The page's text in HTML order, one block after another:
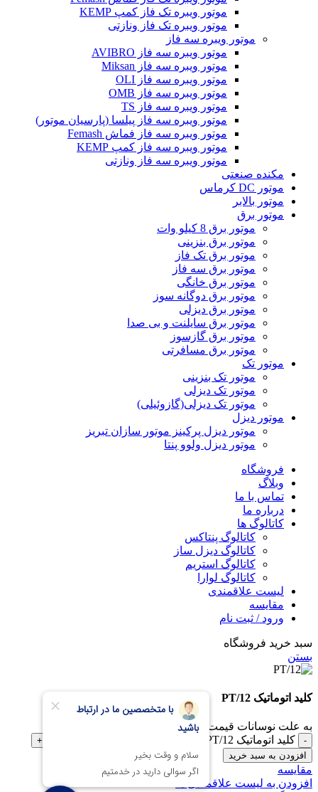
موتور ویبره تک فاز کمپ KEMP
موتور ویبره تک فاز ونازتی
موتور ویبره سه فاز
موتور ویبره سه فاز AVIBRO
موتور ویبره سه فاز Miksan
موتور ویبره سه فاز OLI
موتور ویبره سه فاز OMB
موتور ویبره سه فاز TS
موتور ویبره سه فاز پیلسا (پارسیان موتور)
موتور ویبره سه فاز فماش Femash
موتور ویبره سه فاز کمپ KEMP
موتور ویبره سه فاز ونازتی
مکنده صنعتی
موتور DC کرماس
موتور بالابر
موتور برق
موتور برق 8 کیلو وات
موتور برق بنزینی
موتور برق تک فاز
موتور برق سه فاز
موتور برق خانگی
موتور برق دوگانه سوز
موتور برق دیزلی
موتور برق سایلنت و بی صدا
موتور برق گازسوز
موتور برق مسافرتی
موتور تک
موتور تک بنزینی
موتور تک دیزلی
موتور تک دیزلی(گازوئیلی)
موتور دیزل
موتور دیزل پرکینز موتور سازان تبریز
موتور دیزل ولوو پنتا
فروشگاه
وبلاگ
تماس با ما
درباره ما
کاتالوگ ها
کاتالوگ پنتاکس
کاتالوگ دیزل ساز
کاتالوگ استریم
کاتالوگ لوارا
لیست علاقمندی
مقایسه
ورود / ثبت نام
سبد خرید فروشگاه
بستن
کلید اتوماتیک PT/12
به علت نوسانات قیمت، برای خرید در واتس اپ پیام دهید.
کلید اتوماتیک PT/12 عدد
افزودن به سبد خرید
مقایسه
افزودن به لیست علاقمندی ها